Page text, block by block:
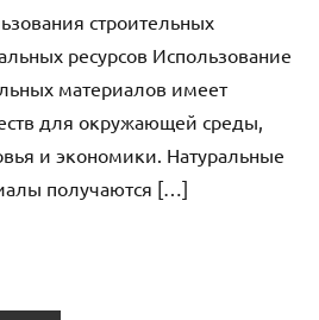
строительных
ресурсов Использование
материалов имеет
для окружающей среды,
и экономики. Натуральные
получаются […]